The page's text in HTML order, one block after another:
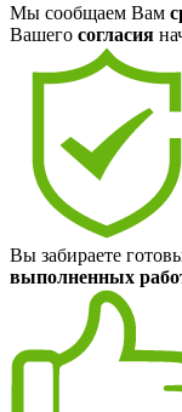
Мы сообщаем Вам
Вашего согласия
Вы забираете
выполненных